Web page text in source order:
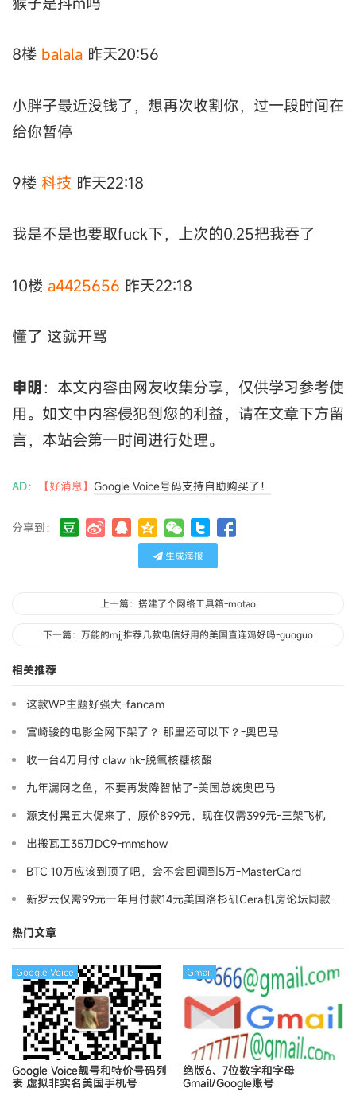
8楼 balala 昨天20:56
小胖子最近没钱了，想再次收割你，过一段时间在
给你暂停
9楼 科技 昨天22:18
我是不是也要取fuck下，上次的0.25把我吞了
10楼 a4425656 昨天22:18
懂了 这就开骂
申明 ：本文内容由网友收集分享，仅供学习参考使
用。如文中内容侵犯到您的利益，请在文章下方留
言，本站会第一时间进行处理。
AD： 【好消息】 Google Voice号码支持自助购买了！
分享到：
生成海报
上一篇：搭建了个网络工具箱-motao
下一篇：万能的mjj推荐几款电信好用的美国直连鸡好吗-guoguo
相关推荐
这款WP主题好强大-fancam
宫崎骏的电影全网下架了？ 那里还可以下？-奧巴马
收一台4刀月付 claw hk-脱氧核糖核酸
九年漏网之鱼，不要再发降智帖了-美国总统奥巴马
源支付黑五大促来了，原价899元，现在仅需399元-三架飞机
出搬瓦工35刀DC9-mmshow
BTC 10万应该到顶了吧，会不会回调到5万-MasterCard
新罗云仅需99元一年月付款14元美国洛杉矶Cera机房论坛同款-
热门文章
Google Voice靓号和特价号码列
表 虚拟非实名美国手机号
Google Voice
绝版6、7位数字和字母
Gmail/Google账号
Gmail